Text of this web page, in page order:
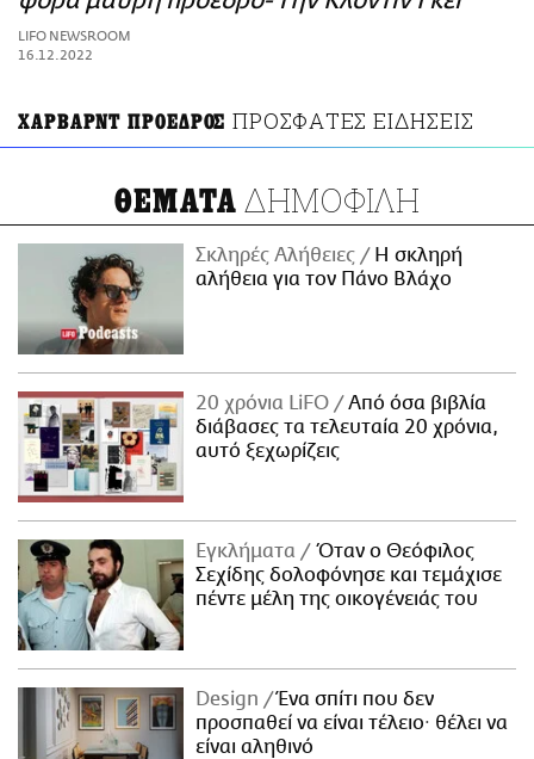
ΑΜΠΑ
PRINT
LIFO NEWSROOM
16.12.2022
ΧΑΡΒΑΡΝΤ ΠΡΟΕΔΡΟΣ ΠΡΟΣΦΑΤΕΣ ΕΙΔΗΣΕΙΣ
ΘΕΜΑΤΑ ΔΗΜΟΦΙΛΗ
Σκληρές Αλήθειες
H σκληρή
αλήθεια για τον Πάνο Βλάχο
20 χρόνια LiFO
Από όσα βιβλία
διάβασες τα τελευταία 20 χρόνια,
αυτό ξεχωρίζεις
Εγκλήματα
Όταν ο Θεόφιλος
Σεχίδης δολοφόνησε και τεμάχισε
πέντε μέλη της οικογένειάς του
Design
Ένα σπίτι που δεν
προσπαθεί να είναι τέλειο· θέλει να
είναι αληθινό